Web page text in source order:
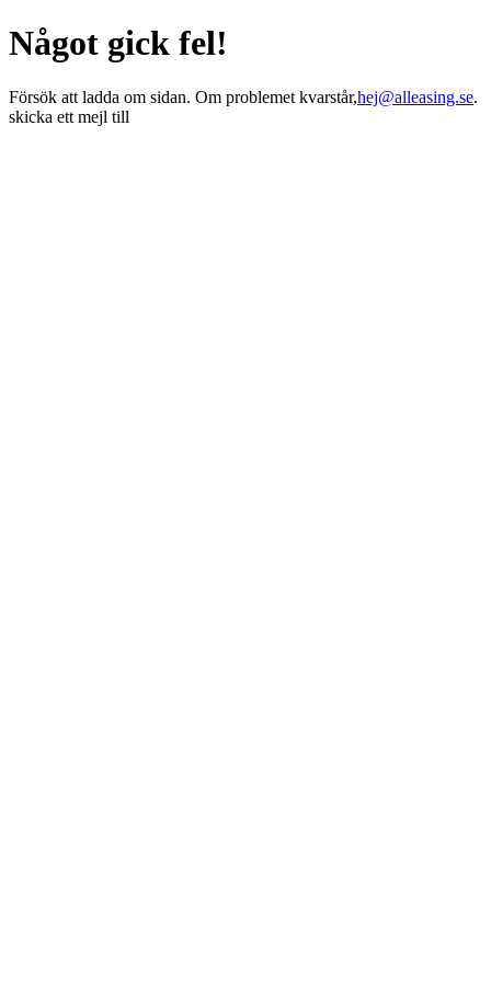
Något gick fel!
Försök att ladda om sidan. Om problemet kvarstår,hej@alleasing.se.
skicka ett mejl till